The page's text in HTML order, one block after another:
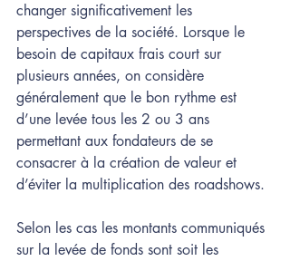
changer significativement les
perspectives de la société. Lorsque le
besoin de capitaux frais court sur
plusieurs années, on considère
généralement que le bon rythme est
d’une levée tous les 2 ou 3 ans
permettant aux fondateurs de se
consacrer à la création de valeur et
d’éviter la multiplication des roadshows.
Selon les cas les montants communiqués
sur la levée de fonds sont soit les